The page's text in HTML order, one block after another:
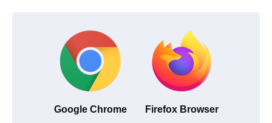
Google Chrome Firefox Browser